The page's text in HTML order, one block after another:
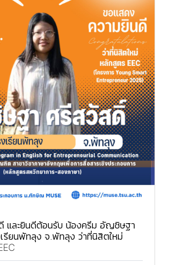
และยินดีต้อนรับ น้องครีม อัญชิษฐา
รียนพัทลุง จ.พัทลุง ว่าที่นิสิตใหม่